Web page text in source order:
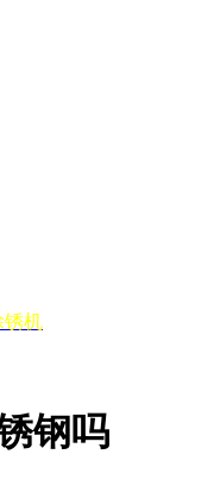
锈机
钢吗